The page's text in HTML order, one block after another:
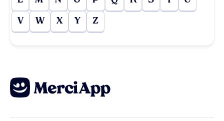
V W X Y Z